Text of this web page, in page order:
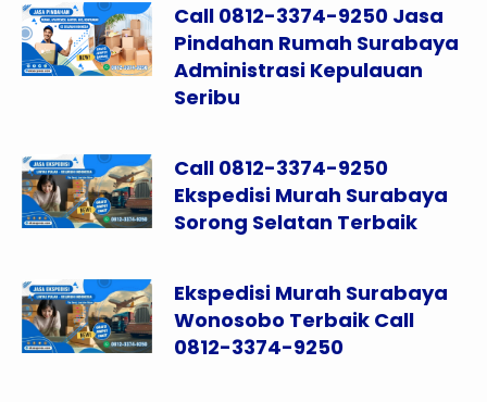
Call 0812-3374-9250 Jasa
Pindahan Rumah Surabaya
Administrasi Kepulauan
Seribu
Call 0812-3374-9250
Ekspedisi Murah Surabaya
Sorong Selatan Terbaik
Ekspedisi Murah Surabaya
Wonosobo Terbaik Call
0812-3374-9250